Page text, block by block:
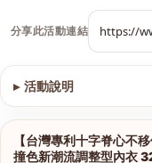
分享此活動連結
▸ 活動說明
查看圖片
【台灣專利十字脊心不移
撞色新潮流調整型內衣